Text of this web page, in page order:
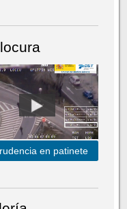
en patinete